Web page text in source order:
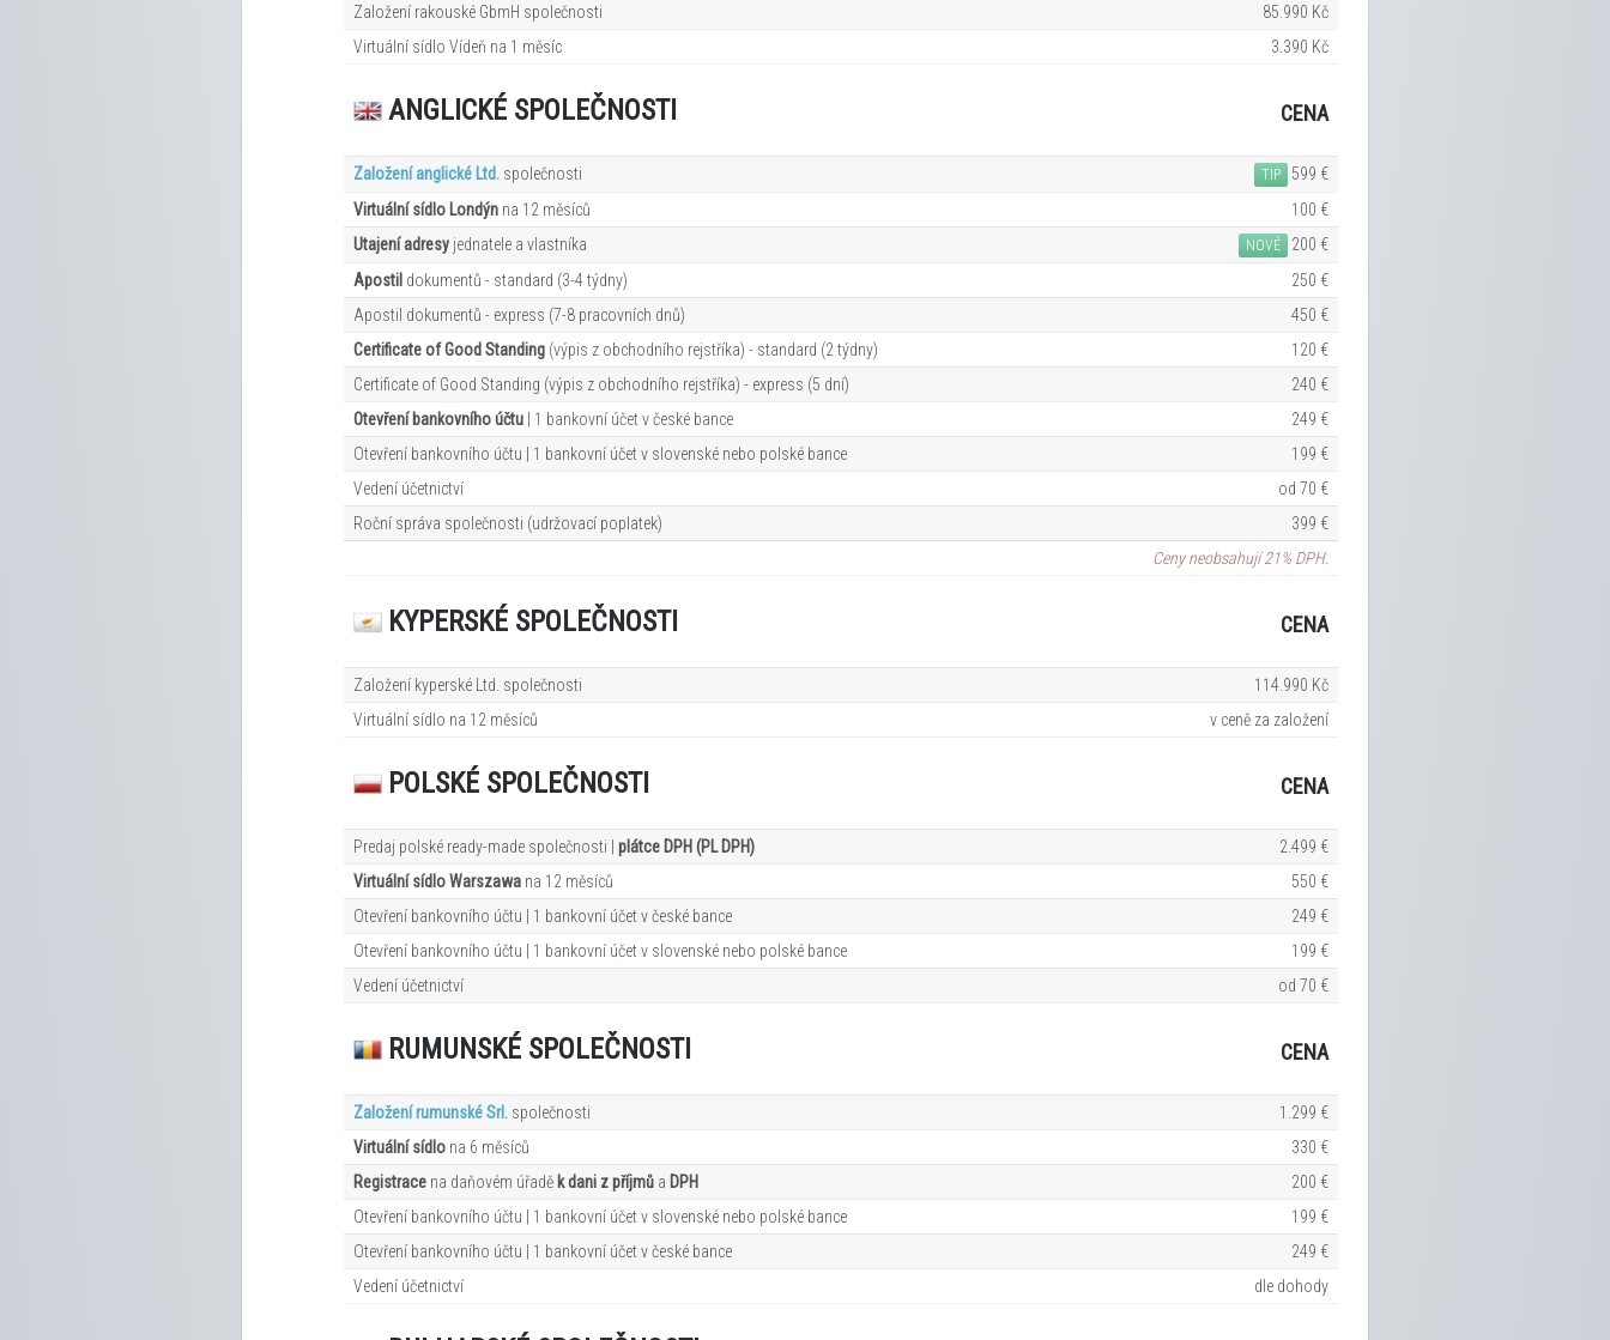
Založení rakouské GbmH společnosti
85.990 Kč
Virtuální sídlo Vídeň na 1 měsíc 3.390 Kč
ANGLICKÉ SPOLEČNOSTI CENA
Založení anglické Ltd. společnosti TIP
599 €
Virtuální sídlo Londýn na 12 měsíců
100 €
Utajení adresy jednatele a vlastníka NOVÉ
200 €
Apostil dokumentů - standard (3-4 týdny)
250 €
Apostil dokumentů - express (7-8 pracovních dnů)
450 €
Certificate of Good Standing (výpis z obchodního rejstříka) - standard (2 týdny)
120 €
Certificate of Good Standing (výpis z obchodního rejstříka) - express (5 dní)
240 €
Otevření bankovního účtu | 1 bankovní účet v české bance
249 €
Otevření bankovního účtu | 1 bankovní účet v slovenské nebo polské bance
199 €
Vedení účetnictví
od 70 €
Roční správa společnosti (udržovací poplatek)
399 €
Ceny neobsahují 21% DPH.
KYPERSKÉ SPOLEČNOSTI CENA
Založení kyperské Ltd. společnosti
114.990 Kč
Virtuální sídlo na 12 měsíců v ceně za založení
POLSKÉ SPOLEČNOSTI CENA
Predaj polské ready-made společnosti | plátce DPH (PL DPH)
2.499 €
Virtuální sídlo Warszawa na 12 měsíců
550 €
Otevření bankovního účtu | 1 bankovní účet v české bance
249 €
Otevření bankovního účtu | 1 bankovní účet v slovenské nebo polské bance
199 €
Vedení účetnictví
od 70 €
RUMUNSKÉ SPOLEČNOSTI CENA
Založení rumunské Srl. společnosti
1.299 €
Virtuální sídlo na 6 měsíců
330 €
Registrace na daňovém úřadě k dani z příjmů a DPH
200 €
Otevření bankovního účtu | 1 bankovní účet v slovenské nebo polské bance
199 €
Otevření bankovního účtu | 1 bankovní účet v české bance
249 €
Vedení účetnictví
dle dohody